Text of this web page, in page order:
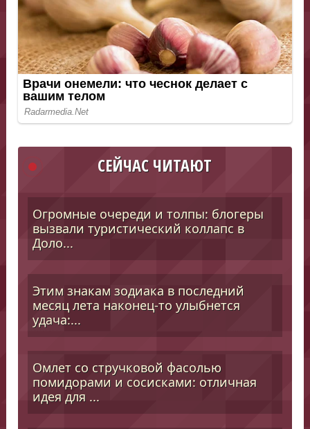
СЕЙЧАС ЧИТАЮТ
Огромные очереди и толпы: блогеры
вызвали туристический коллапс в
Доло...
Этим знакам зодиака в последний
месяц лета наконец-то улыбнется
удача:...
Омлет со стручковой фасолью
помидорами и сосисками: отличная
идея для ...